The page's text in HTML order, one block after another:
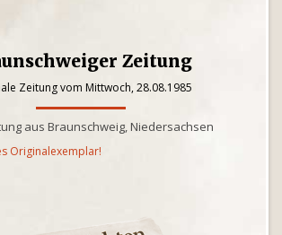
Zeitung
Zeitung vom Mittwoch, 28.08.1985
aus Braunschweig, Niedersachsen
Originalexemplar!